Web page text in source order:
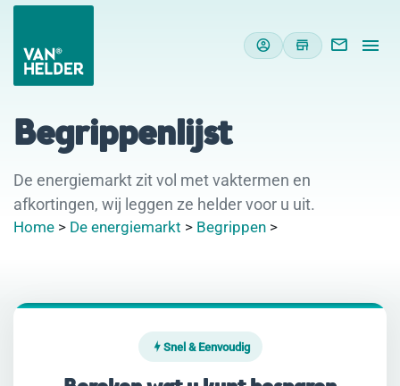
Begrippenlijst
De energiemarkt zit vol met vaktermen en
afkortingen, wij leggen ze helder voor u uit.
Home > De energiemarkt > Begrippen >
Snel & Eenvoudig